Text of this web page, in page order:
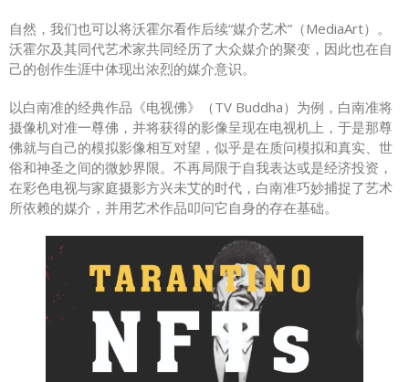
自然，我们也可以将沃霍尔看作后续“媒介艺术”（MediaArt）。
沃霍尔及其同代艺术家共同经历了大众媒介的聚变，因此也在自
己的创作生涯中体现出浓烈的媒介意识。
以白南准的经典作品《电视佛》（TV Buddha）为例，白南准将
摄像机对准一尊佛，并将获得的影像呈现在电视机上，于是那尊
佛就与自己的模拟影像相互对望，似乎是在质问模拟和真实、世
俗和神圣之间的微妙界限。不再局限于自我表达或是经济投资，
在彩色电视与家庭摄影方兴未艾的时代，白南准巧妙捕捉了艺术
所依赖的媒介，并用艺术作品叩问它自身的存在基础。